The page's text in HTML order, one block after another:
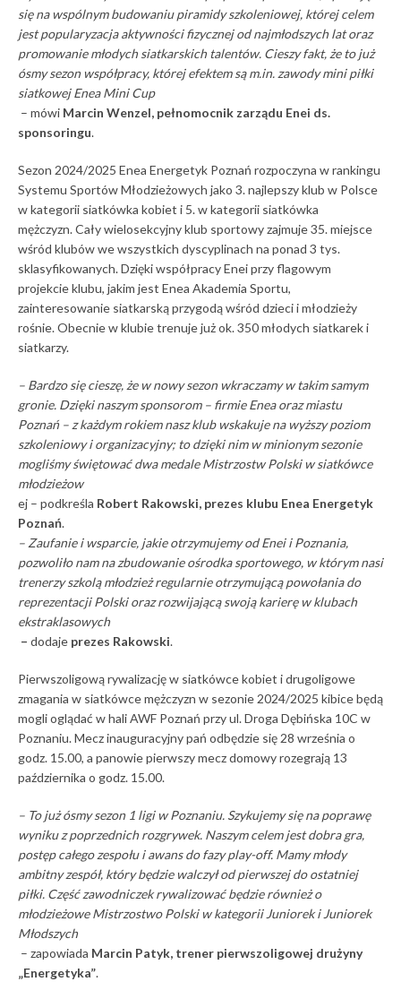
się na wspólnym budowaniu piramidy szkoleniowej, której celem
jest popularyzacja aktywności fizycznej od najmłodszych lat oraz
promowanie młodych siatkarskich talentów. Cieszy fakt, że to już
ósmy sezon współpracy, której efektem są m.in. zawody mini piłki
siatkowej Enea Mini Cup
– mówi Marcin Wenzel, pełnomocnik zarządu Enei ds.
sponsoringu.
Sezon 2024/2025 Enea Energetyk Poznań rozpoczyna w rankingu
Systemu Sportów Młodzieżowych jako 3. najlepszy klub w Polsce
w kategorii siatkówka kobiet i 5. w kategorii siatkówka
mężczyzn. Cały wielosekcyjny klub sportowy zajmuje 35. miejsce
wśród klubów we wszystkich dyscyplinach na ponad 3 tys.
sklasyfikowanych. Dzięki współpracy Enei przy flagowym
projekcie klubu, jakim jest Enea Akademia Sportu,
zainteresowanie siatkarską przygodą wśród dzieci i młodzieży
rośnie. Obecnie w klubie trenuje już ok. 350 młodych siatkarek i
siatkarzy.
– Bardzo się cieszę, że w nowy sezon wkraczamy w takim samym
gronie. Dzięki naszym sponsorom – firmie Enea oraz miastu
Poznań – z każdym rokiem nasz klub wskakuje na wyższy poziom
szkoleniowy i organizacyjny; to dzięki nim w minionym sezonie
mogliśmy świętować dwa medale Mistrzostw Polski w siatkówce
młodzieżow
ej – podkreśla Robert Rakowski, prezes klubu Enea Energetyk
Poznań.
– Zaufanie i wsparcie, jakie otrzymujemy od Enei i Poznania,
pozwoliło nam na zbudowanie ośrodka sportowego, w którym nasi
trenerzy szkolą młodzież regularnie otrzymującą powołania do
reprezentacji Polski oraz rozwijającą swoją karierę w klubach
ekstraklasowych
– dodaje prezes Rakowski.
Pierwszoligową rywalizację w siatkówce kobiet i drugoligowe
zmagania w siatkówce mężczyzn w sezonie 2024/2025 kibice będą
mogli oglądać w hali AWF Poznań przy ul. Droga Dębińska 10C w
Poznaniu. Mecz inauguracyjny pań odbędzie się 28 września o
godz. 15.00, a panowie pierwszy mecz domowy rozegrają 13
października o godz. 15.00.
– To już ósmy sezon 1 ligi w Poznaniu. Szykujemy się na poprawę
wyniku z poprzednich rozgrywek. Naszym celem jest dobra gra,
postęp całego zespołu i awans do fazy play-off. Mamy młody
ambitny zespół, który będzie walczył od pierwszej do ostatniej
piłki. Część zawodniczek rywalizować będzie również o
młodzieżowe Mistrzostwo Polski w kategorii Juniorek i Juniorek
Młodszych
– zapowiada Marcin Patyk, trener pierwszoligowej drużyny
„Energetyka”.